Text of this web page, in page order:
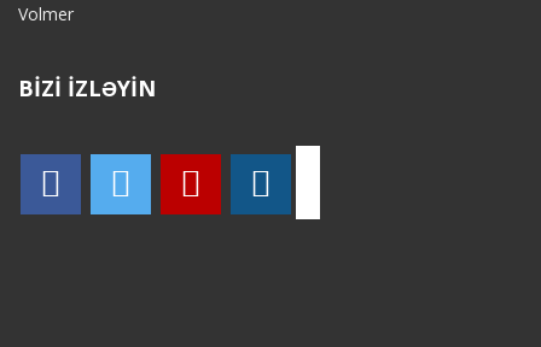
Volmer
BİZİ İZLƏYİN